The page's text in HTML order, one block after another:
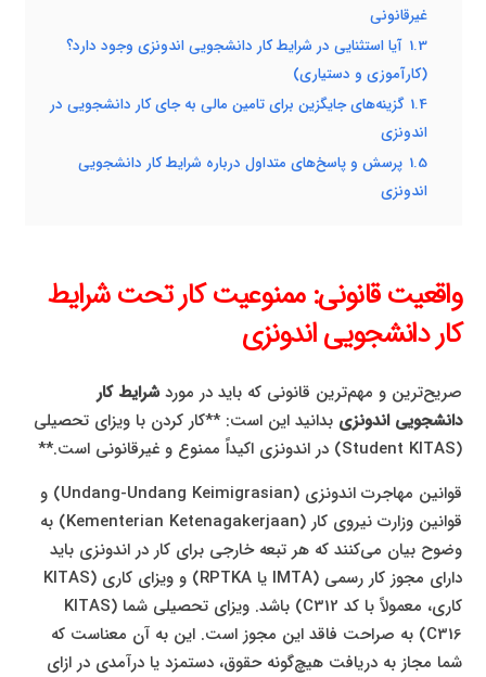
غیرقانونی
1.3 آیا استثنایی در شرایط کار دانشجویی اندونزی وجود دارد؟
(کارآموزی و دستیاری)
1.4 گزینه‌های جایگزین برای تامین مالی به جای کار دانشجویی در
اندونزی
1.5 پرسش و پاسخ‌های متداول درباره شرایط کار دانشجویی
اندونزی
واقعیت قانونی: ممنوعیت کار تحت شرایط
کار دانشجویی اندونزی
صریح‌ترین و مهم‌ترین قانونی که باید در موردشرایط کار
دانشجویی اندونزی بدانید این است: **کار کردن با ویزای تحصیلی
(Student KITAS) در اندونزی اکیداً ممنوع و غیرقانونی است.**
قوانین مهاجرت اندونزی (Undang-Undang Keimigrasian) و
قوانین وزارت نیروی کار (Kementerian Ketenagakerjaan) به
وضوح بیان می‌کنند که هر تبعه خارجی برای کار در اندونزی باید
دارای مجوز کار رسمی (IMTA یا RPTKA) و ویزای کاری (KITAS
کاری، معمولاً با کد C312) باشد. ویزای تحصیلی شما (KITAS
C316) به صراحت فاقد این مجوز است. این به آن معناست که
شما مجاز به دریافت هیچ‌گونه حقوق، دستمزد یا درآمدی در ازای